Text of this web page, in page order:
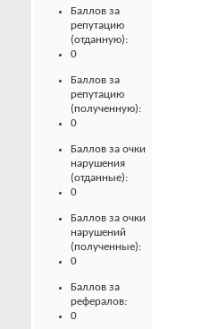
Баллов за
репутацию
(отданную):
0
Баллов за
репутацию
(полученную):
0
Баллов за очки
нарушения
(отданные):
0
Баллов за очки
нарушений
(полученные):
0
Баллов за
рефералов:
0